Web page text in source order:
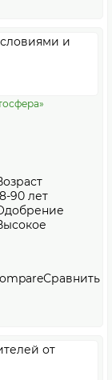
90 лет
Сравнить